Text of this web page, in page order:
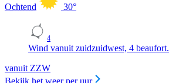
Ochtend 30°
4
Wind vanuit zuidzuidwest, 4 beaufort.
vanuit ZZW
Bekijk het weer per uur